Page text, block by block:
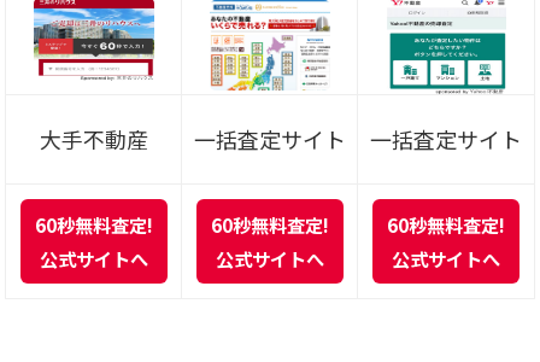
大手不動産 一括査定サイト 一括査定サイト
60秒無料査定!
公式サイトへ
60秒無料査定!
公式サイトへ
60秒無料査定!
公式サイトへ